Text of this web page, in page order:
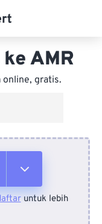
AMR
online, gratis.
untuk lebih